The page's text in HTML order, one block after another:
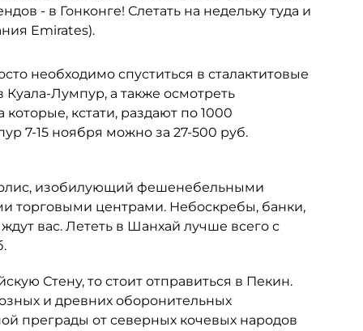
- в Гонконге! Слетать на недельку туда и
Emirates).
необходимо спуститься в сталактитовые
Лумпур, а также осмотреть
кстати, раздают по 1000
7-15 ноября можно за 27-500 руб.
изобилующий фешенебельными
торговыми центрами. Небоскребы, банки,
вас. Лететь в Шанхай лучше всего с
Стену, то стоит отправиться в Пекин.
и древних оборонительных
преграды от северных кочевых народов